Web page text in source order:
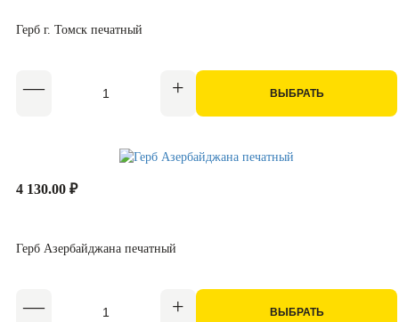
Герб г. Томск печатный
ВЫБРАТЬ
4 130.00 ₽
Герб Азербайджана печатный
ВЫБРАТЬ